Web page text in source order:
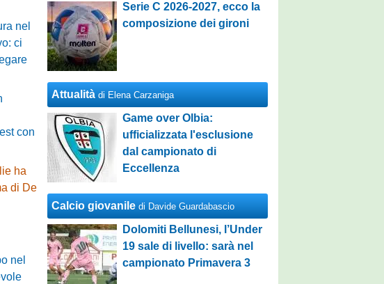
nel
ci
con
ha
di De
nel
Serie C 2026-2027, ecco la
composizione dei gironi
Attualità di Elena Carzaniga
Game over Olbia:
ufficializzata l'esclusione
dal campionato di
Eccellenza
Calcio giovanile di Davide Guardabascio
Dolomiti Bellunesi, l’Under
19 sale di livello: sarà nel
campionato Primavera 3